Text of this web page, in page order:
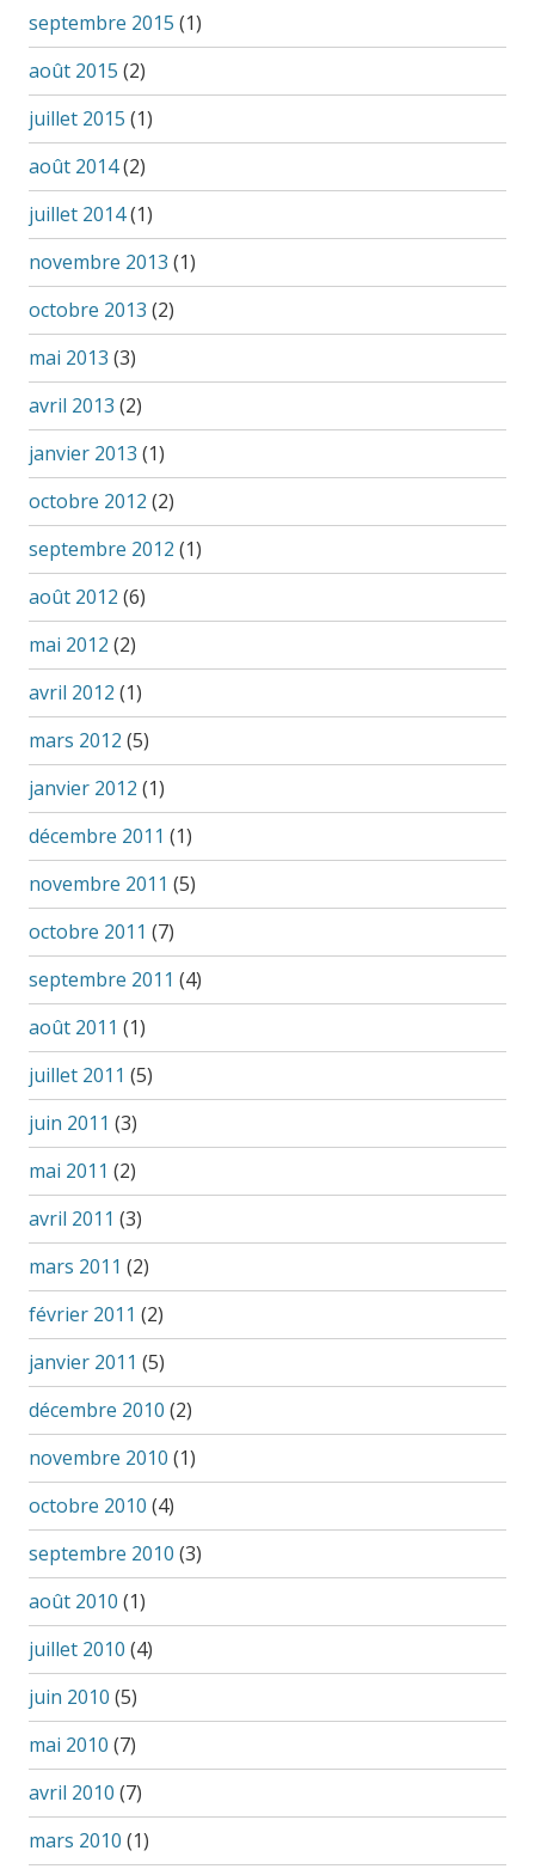
septembre 2015 (1)
août 2015 (2)
juillet 2015 (1)
août 2014(2)
juillet 2014(1)
novembre 2013 (1)
octobre 2013 (2)
mai 2013 (3)
avril 2013 (2)
janvier 2013 (1)
octobre 2012 (2)
septembre 2012 (1)
août 2012 (6)
mai 2012 (2)
avril 2012 (1)
mars 2012 (5)
janvier 2012 (1)
décembre 2011 (1)
novembre 2011 (5)
octobre 2011 (7)
septembre 2011 (4)
août 2011 (1)
juillet 2011 (5)
juin 2011 (3)
mai 2011 (2)
avril 2011 (3)
mars 2011 (2)
février 2011 (2)
janvier 2011 (5)
décembre 2010 (2)
novembre 2010 (1)
octobre 2010 (4)
septembre 2010 (3)
août 2010 (1)
juillet 2010 (4)
juin 2010 (5)
mai 2010 (7)
avril 2010 (7)
mars 2010 (1)